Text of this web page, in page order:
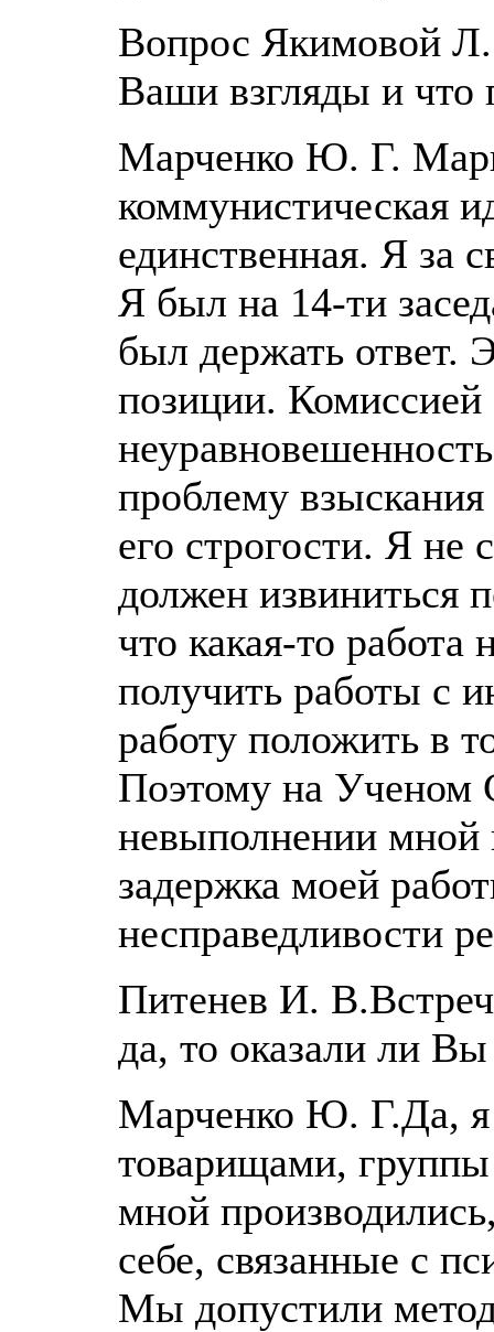
Вопрос Якимовой
Ваши взгляды и что
Марченко Ю. Г.
коммунистическая
единственная. Я за
Я был на 14-ти
был держать ответ.
позиции.
проблему
его строгости. Я не
должен извиниться
что какая-то
получить работы с
работу положить в
Поэтому на Ученом
невыполнении
задержка моей
несправедливости
Питенев И.
да, то оказали ли
Марченко Ю. Г.Да, я
товарищами,
мной
себе, связанные с
Мы допустили